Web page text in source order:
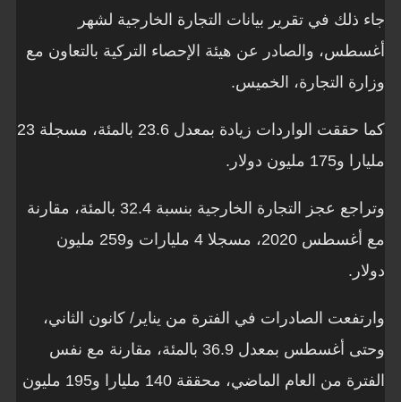
جاء ذلك في تقرير بيانات التجارة الخارجية لشهر
أغسطس، والصادر عن هيئة الإحصاء التركية بالتعاون مع
وزارة التجارة، الخميس.
كما حققت الواردات زيادة بمعدل 23.6 بالمئة، مسجلة 23
مليارا و175 مليون دولار.
وتراجع عجز التجارة الخارجية بنسبة 32.4 بالمئة، مقارنة
مع أغسطس 2020، مسجلا 4 مليارات و259 مليون
دولار.
وارتفعت الصادرات في الفترة من يناير/ كانون الثاني،
وحتى أغسطس بمعدل 36.9 بالمئة، مقارنة مع نفس
الفترة من العام الماضي، محققة 140 مليارا و195 مليون